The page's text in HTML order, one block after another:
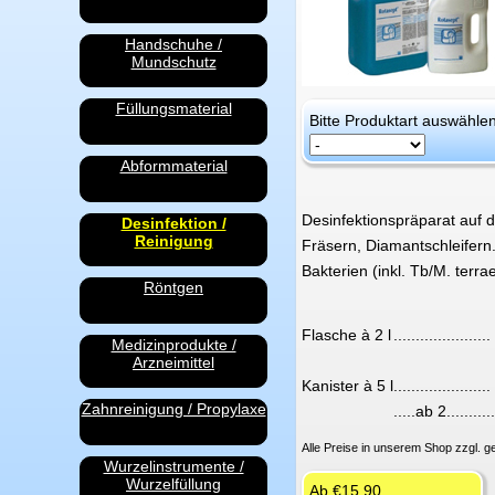
Pflichtfeld
Bitte Produktart auswählen
Desinfektionspräparat auf
Fräsern, Diamantschleifern.
Bakterien (inkl. Tb/M.
Flasche à 2 l
Kanister à 5 l
.....ab 2...........
Alle Preise in unserem Shop zzgl.
Ab €15.90
Handschuhe /
Mundschutz
Füllungsmaterial
Abformmaterial
Desinfektion /
Reinigung
Röntgen
Medizinprodukte /
Arzneimittel
Zahnreinigung / Propylaxe
Wurzelinstrumente /
Wurzelfüllung